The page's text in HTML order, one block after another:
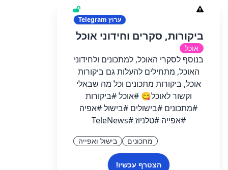
ערוץ
ביקורות, סקרים וחידוני אוכל
אוכל
בנוסף לסקרי האוכל, למתכונים ולחידוני
האוכל, מתחילים להעלות גם ביקורות
אוכל, ביקורות מתכונים וכל מה שבאלי
וקשור לאוכל😋 #אוכל #ביקורות
#מתכונים #בישולים #בישול #אפיה
#אפייה #טלניוז #TeleNews
מתכונים בישול ואפייה
הצטרף עכשיו!